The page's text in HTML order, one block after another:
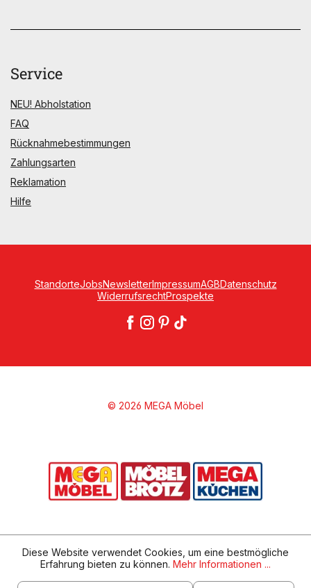
Service
NEU! Abholstation
FAQ
Rücknahmebestimmungen
Zahlungsarten
Reklamation
Hilfe
StandorteJobsNewsletterImpressumAGBDatenschutz
WiderrufsrechtProspekte
© 2026 MEGA Möbel
Diese Website verwendet Cookies, um eine bestmögliche
Erfahrung bieten zu können. Mehr Informationen ...